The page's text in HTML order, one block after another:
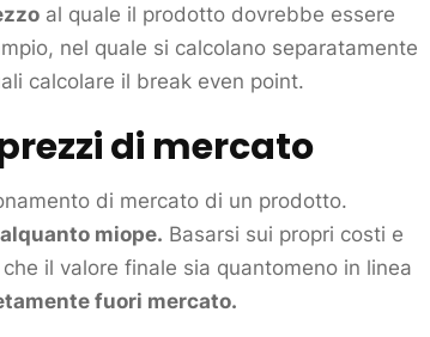
al quale il prodotto dovrebbe essere
nel quale si calcolano separatamente
calcolare il break even point.
di mercato
di mercato di un prodotto.
miope. Basarsi sui propri costi e
il valore finale sia quantomeno in linea
fuori mercato.